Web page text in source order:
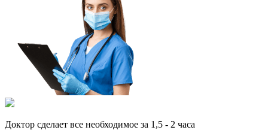
Доктор сделает все необходимое за 1,5 - 2 часа